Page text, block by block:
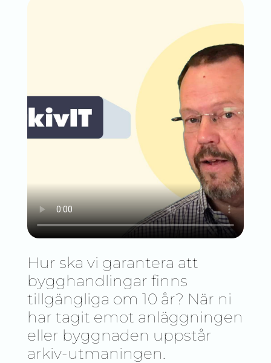
Hur ska vi garantera att
bygghandlingar finns
tillgängliga om 10 år? När ni
har tagit emot anläggningen
eller byggnaden uppstår
arkiv-utmaningen.